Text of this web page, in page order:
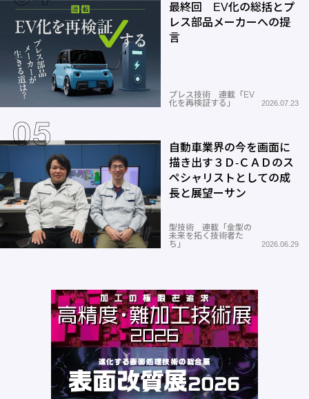
最終回 EV化の総括とプ
レス部品メーカーへの提
言
プレス技術 連載「EV
化を再検証する」
2026.07.23
自動車業界の今を画面に
描き出す３Ｄ-ＣＡＤのス
ペシャリストとしての成
長と展望ーサン
型技術 連載「金型の
未来を拓く技術者た
ち」
2026.06.29